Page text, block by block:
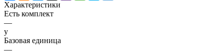
Характеристики
Есть комплект
—
y
Базовая единица
—